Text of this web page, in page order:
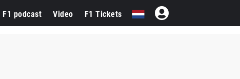
F1 podcast Video F1 Tickets